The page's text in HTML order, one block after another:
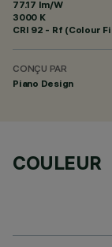
77.17 lm/W
3000 K
CRI 92 - Rf (Colour
CONÇU PAR
Piano Design
COULEUR